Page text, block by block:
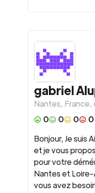
gabriel
Nantes, France,
0
0 0
0
Bonjour, Je suis
et je vous
pour votre
Nantes et
vous avez